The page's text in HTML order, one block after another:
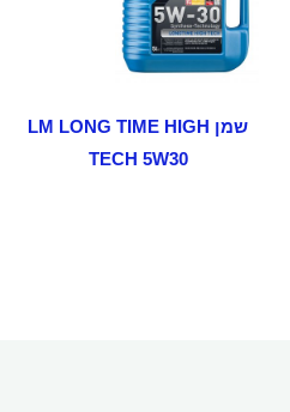
שמן LM LONG TIME HIGH
TECH 5W30